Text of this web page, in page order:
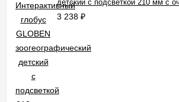
детский с подсветкой 210 мм с
3 238 ₽